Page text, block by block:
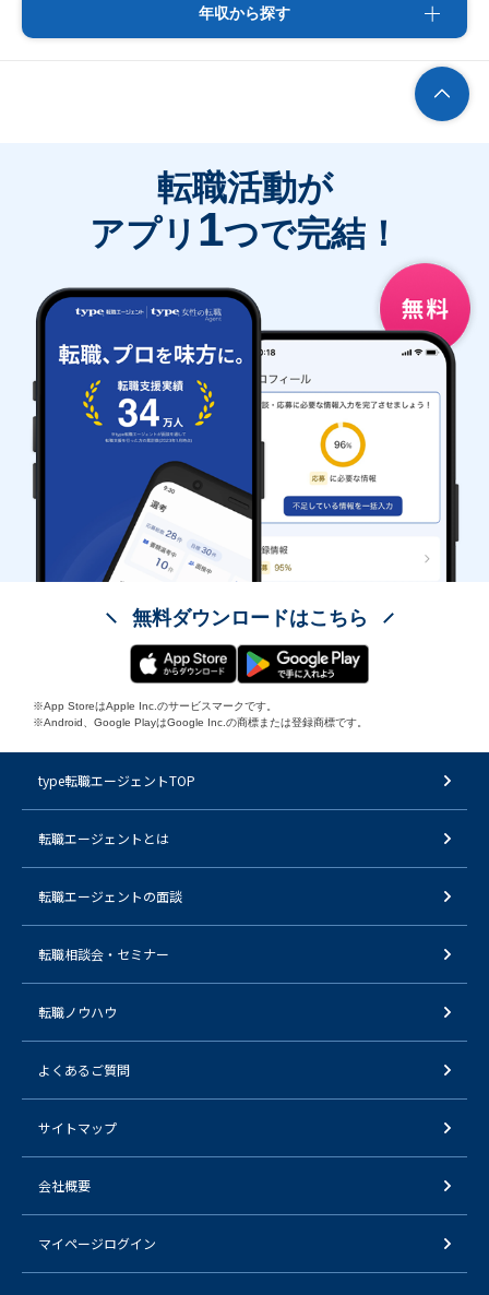
年収から探す
転職活動が
アプリ 1つで完結！
無料ダウンロードはこちら
※App StoreはApple Inc.のサービスマークです。
※Android、Google PlayはGoogle Inc.の商標または登録商標です。
type転職エージェントTOP
転職エージェントとは
転職エージェントの面談
転職相談会・セミナー
転職ノウハウ
よくあるご質問
サイトマップ
会社概要
マイページログイン